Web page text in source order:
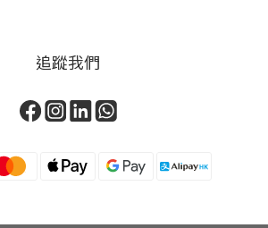
追蹤我們